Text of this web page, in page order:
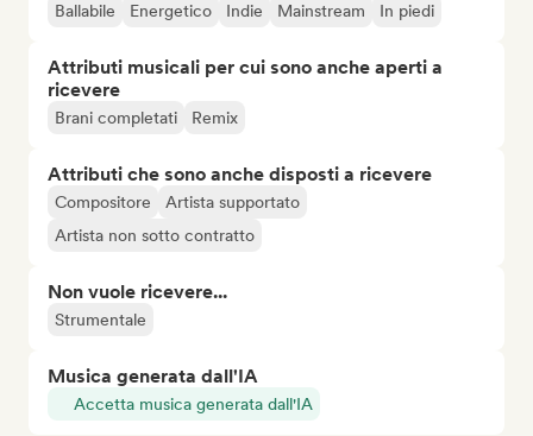
Ballabile Energetico Indie Mainstream In piedi
Attributi musicali per cui sono anche aperti a
ricevere
Brani completati Remix
Attributi che sono anche disposti a ricevere
Compositore
Artista supportato
Artista non sotto contratto
Non vuole ricevere...
Strumentale
Musica generata dall'IA
Accetta musica generata dall'IA